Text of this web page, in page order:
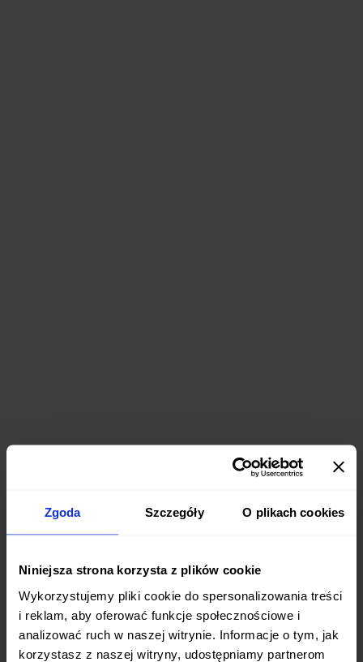
Zgoda Szczegóły O plikach cookies
Niniejsza strona korzysta z plików cookie
Wykorzystujemy pliki cookie do spersonalizowania treści
i reklam, aby oferować funkcje społecznościowe i
analizować ruch w naszej witrynie. Informacje o tym, jak
korzystasz z naszej witryny, udostępniamy partnerom